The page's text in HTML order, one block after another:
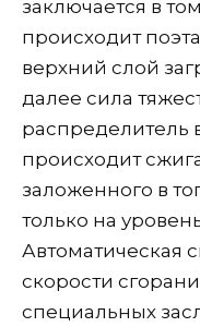
заключается в
происходит
верхний слой
далее сила
распределитель
происходит
заложенного в
только на
Автоматическая
скорости
специальных